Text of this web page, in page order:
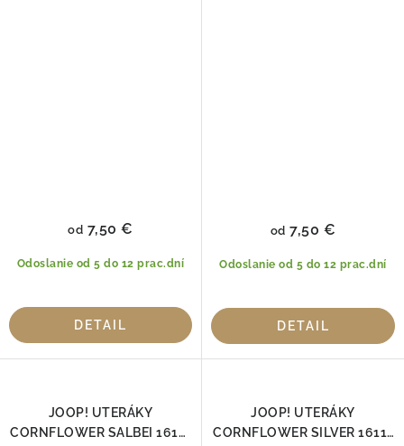
Odoslanie od 5 do 12 prac.dní
od 7,50 €
DETAIL
Odoslanie od 5 do 12 prac.dní
od 7,50 €
DETAIL
JOOP! UTERÁKY
CORNFLOWER SALBEI 1611-
JOOP! UTERÁKY
CORNFLOWER SILVER 1611-